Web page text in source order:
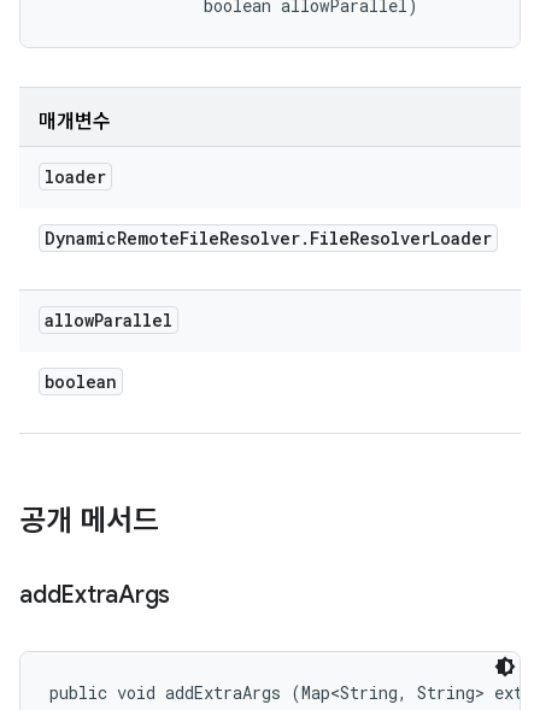
                boolean allowParallel)
매개변수
loader
DynamicRemoteFileResolver. FileResolverLoader
allowParallel
boolean
공개 메서드
addExtraArgs
public void addExtraArgs (Map<String, String>